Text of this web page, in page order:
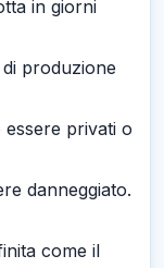
in giorni
produzione
privati o
danneggiato.
come il